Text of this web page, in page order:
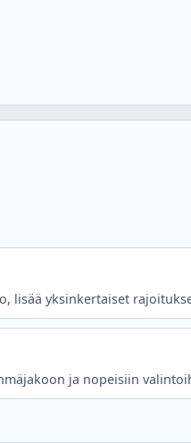
lisää yksinkertaiset
ja nopeisiin